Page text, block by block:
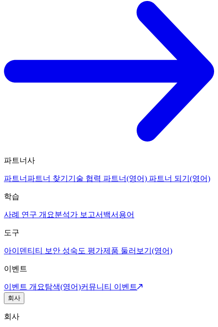
파트너사
파트너 파트너 찾기 기술 협력 파트너(영어) 파트너 되기(영어)
학습
사례 연구 개요분석가 보고서 백서 용어
도구
아이덴티티 보안 성숙도 평가제품 둘러보기(영어)
이벤트
이벤트 개요탐색(영어)커뮤니티 이벤트
회사
회사